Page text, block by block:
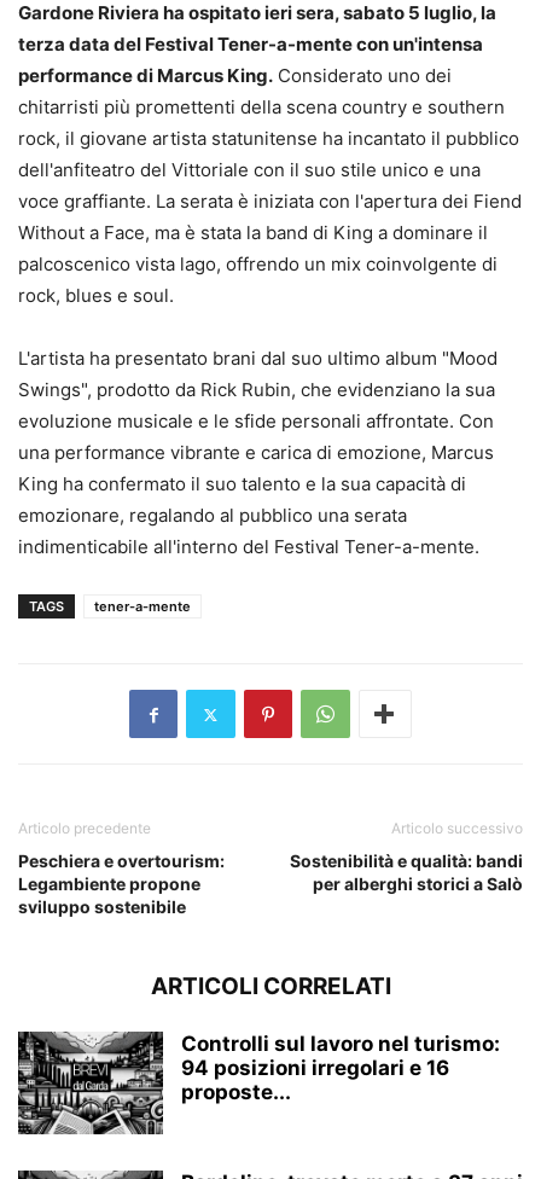
Gardone Riviera ha ospitato ieri sera, sabato 5 luglio, la
terza data del Festival Tener-a-mente con un'intensa
performance di Marcus King. Considerato uno dei
chitarristi più promettenti della scena country e southern
rock, il giovane artista statunitense ha incantato il pubblico
dell'anfiteatro del Vittoriale con il suo stile unico e una
voce graffiante. La serata è iniziata con l'apertura dei Fiend
Without a Face, ma è stata la band di King a dominare il
palcoscenico vista lago, offrendo un mix coinvolgente di
rock, blues e soul.
L'artista ha presentato brani dal suo ultimo album "Mood
Swings", prodotto da Rick Rubin, che evidenziano la sua
evoluzione musicale e le sfide personali affrontate. Con
una performance vibrante e carica di emozione, Marcus
King ha confermato il suo talento e la sua capacità di
emozionare, regalando al pubblico una serata
indimenticabile all'interno del Festival Tener-a-mente.
TAGS tener-a-mente
Articolo precedente
Peschiera e overtourism:
Legambiente propone
sviluppo sostenibile
Articolo successivo
Sostenibilità e qualità: bandi
per alberghi storici a Salò
ARTICOLI CORRELATI
Controlli sul lavoro nel turismo:
94 posizioni irregolari e 16
proposte...